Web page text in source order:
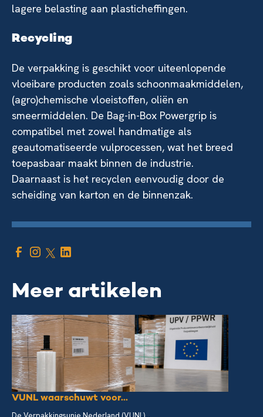
lagere belasting aan plasticheffingen.
Recycling
De verpakking is geschikt voor uiteenlopende
vloeibare producten zoals schoonmaakmiddelen,
(agro)chemische vloeistoffen, oliën en
smeermiddelen. De Bag-in-Box Powergrip is
compatibel met zowel handmatige als
geautomatiseerde vulprocessen, wat het breed
toepasbaar maakt binnen de industrie.
Daarnaast is het recyclen eenvoudig door de
scheiding van karton en de binnenzak.
Meer artikelen
VUNL waarschuwt voor...